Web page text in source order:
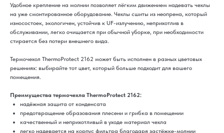
Удобное крепление на молнии позволяет лёгким движением надевать чехлы
на уже смонтированное оборудование. Чехлы сшиты из неопрена, который
износостоек, экологичен, устойчив к UF-излучению, неприхотлив в
обслуживании, легко очищается при обычной уборке, при необходимости
стирается без потери внешнего вида.
Термочехол ThermoProtect 2162 может быть исполнен в разных цветовых
решениях: выбирайте тот цвет, который больше подходит для вашего
помещения.
Преимущества термочехла ThermoProtect 2162:
надёжная защита от конденсата
предотвращение образования плесени и грибка в помещении
качественный и неприхотливый в уходе материал чехла
легко надевается на корпус фильтра благодаря застёжке-молнии